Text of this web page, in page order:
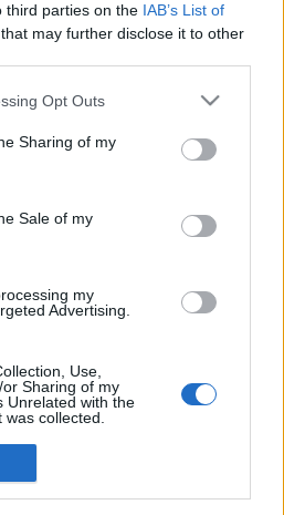
third parties on the IAB’s List of
that may further disclose it to other
app uses one or more Google
behaviour. You may click to
and its third-party tags to
purposes in below Google
Opt Outs
Sharing of my
Sale of my
my
Advertising.
Use,
Sharing of my
Unrelated with the
was collected.
Cupidót nyilazzák)Ki
azon, mi lesz / mi lett
aa kérem, most hiába húzza
hogy "ő bizony nem", a
az…
tipikus vasárnap van. De
induló, de halottak
temető a teraszunkkal
bár a fák miatt. Mégis a